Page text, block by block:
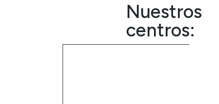
Nuestros
centros: